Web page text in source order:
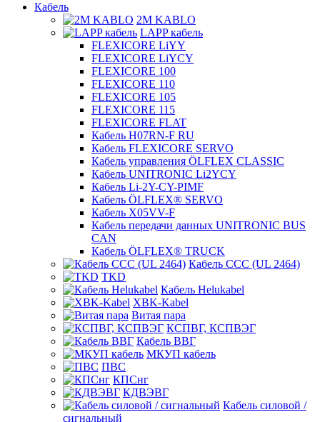
Кабель
2M KABLO
LAPP кабель
FLEXICORE LiYY
FLEXICORE LiYCY
FLEXICORE 100
FLEXICORE 110
FLEXICORE 105
FLEXICORE 115
FLEXICORE FLAT
Кабель H07RN-F RU
Кабель FLEXICORE SERVO
Кабель управления ÖLFLEX CLASSIC
Кабель UNITRONIC Li2YCY
Кабель Li-2Y-CY-PIMF
Кабель ÖLFLEX® SERVO
Кабель X05VV-F
Кабель передачи данных UNITRONIC BUS
CAN
Кабель ÖLFLEX® TRUCK
Кабель CCC (UL 2464)
TKD
Кабель Helukabel
XBK-Kabel
Витая пара
КСПВГ, КСПВЭГ
Кабель ВВГ
МКУП кабель
ПВС
КПСнг
КДВЭВГ
Кабель силовой /
сигнальный